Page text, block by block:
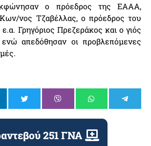
ο πρόεδρος της ΕΑΑΑ,
νος Τζαβέλλας, ο πρόεδρος του
Γρηγόριος Πρεζεράκος και ο γιός
απεδόθησαν οι προβλεπόμενες
251 ΓΝΑ